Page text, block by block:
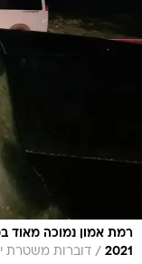
רמת אמון נמוכה מאוד
2021
/ דוברות משטרת